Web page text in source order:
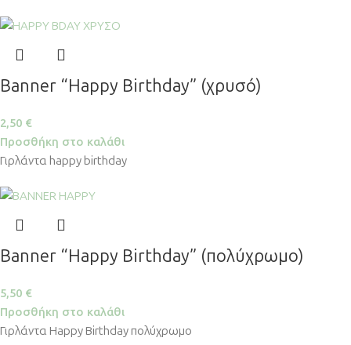
Banner “Happy Birthday” (χρυσό)
2,50 €
Προσθήκη στο καλάθι
Γιρλάντα happy birthday
Banner “Happy Birthday” (πολύχρωμο)
5,50 €
Προσθήκη στο καλάθι
Γιρλάντα Happy Birthday πολύχρωμο